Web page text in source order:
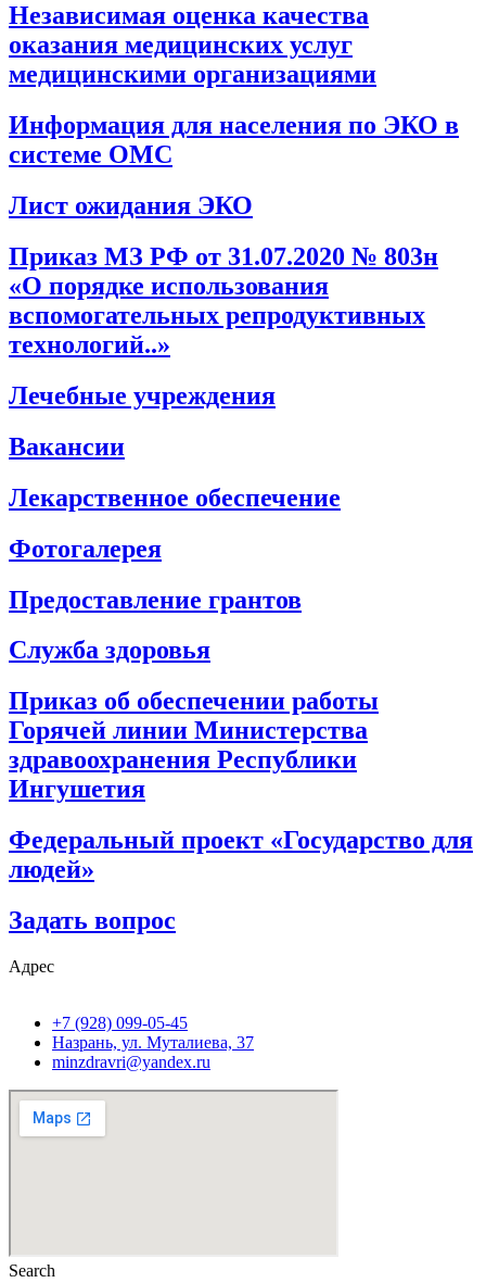
Независимая оценка качества
оказания медицинских услуг
медицинскими организациями
Информация для населения по ЭКО в
системе ОМС
Лист ожидания ЭКО
Приказ МЗ РФ от 31.07.2020 № 803н
«О порядке использования
вспомогательных репродуктивных
технологий..»
Лечебные учреждения
Вакансии
Лекарственное обеспечение
Фотогалерея
Предоставление грантов
Служба здоровья
Приказ об обеспечении работы
Горячей линии Министерства
здравоохранения Республики
Ингушетия
Федеральный проект «Государство для
людей»
Задать вопрос
Адрес
+7 (928) 099-05-45
Назрань, ул. Муталиева, 37
minzdravri@yandex.ru
Search